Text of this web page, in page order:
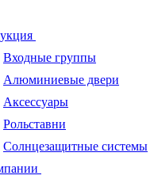
Входные группы
Алюминиевые двери
Аксессуары
Рольставни
Солнцезащитные системы